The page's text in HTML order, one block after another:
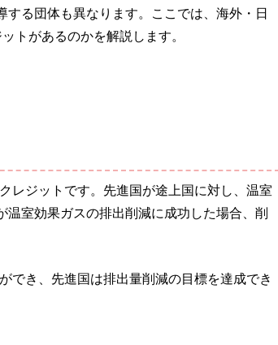
る団体も異なります。ここでは、海外・日
トがあるのかを解説します。
レジットです。先進国が途上国に対し、温室
室効果ガスの排出削減に成功した場合、削
でき、先進国は排出量削減の目標を達成でき